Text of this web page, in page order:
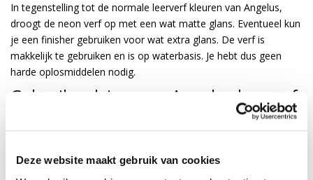
Deze website maakt gebruik van cookies
In tegenstelling tot de normale leerverf kleuren van Angelus,
droogt de neon verf op met een wat matte glans. Eventueel kun
je een finisher gebruiken voor wat extra glans. De verf is
makkelijk te gebruiken en is op waterbasis. Je hebt dus geen
harde oplosmiddelen nodig.
Gebruiksadvies voor Angelus leerverf:
voor een
Verf dunne, effen laagjes totdat je een egaal en dekkend
resultaat ziet.